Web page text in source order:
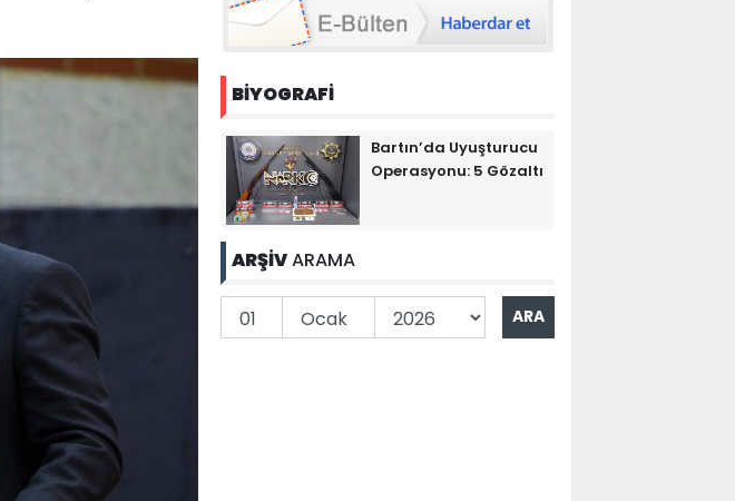
BİYOGRAFİ
Bartın’da Uyuşturucu
Operasyonu: 5 Gözaltı
ARŞİVARAMA